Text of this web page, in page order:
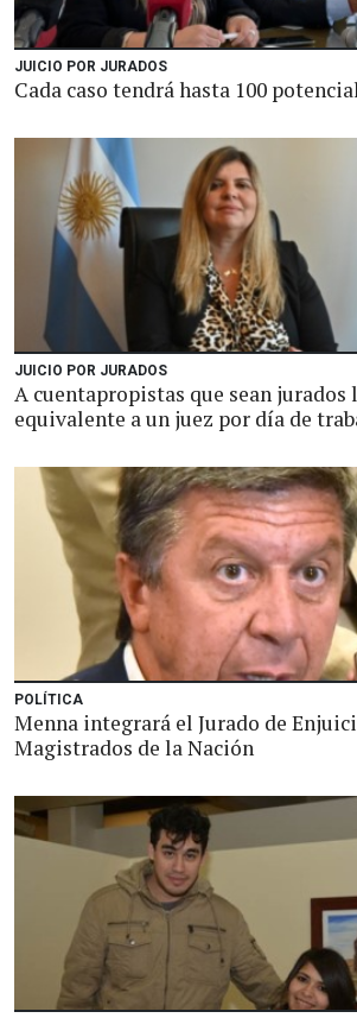
JUICIO POR JURADOS
Cada caso tendrá hasta 100
JUICIO POR JURADOS
A cuentapropistas que sean jurados
equivalente a un juez por día de
POLÍTICA
Menna integrará el Jurado de
Magistrados de la Nación